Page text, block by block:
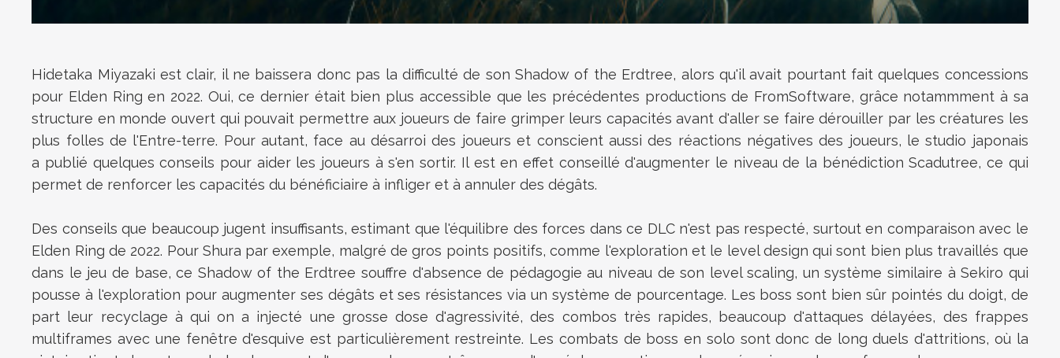
Hidetaka Miyazaki est clair, il ne baissera donc pas la difficultéde son Shadow of the Erdtree, alors qu'il avait pourtant fait quelques concessions
pour Elden Ring en 2022. Oui, ce dernier était bien plus accessible que les précédentes productions de FromSoftware, grâce notammment à sa
structure en monde ouvert qui pouvait permettre aux joueurs de faire grimper leurs capacités avant d'aller se faire dérouiller par les créatures les
plus folles de l'Entre-terre. Pour autant, face au désarroi des joueurs et conscient aussi des réactions négatives des joueurs, le studio japonais
a publié quelques conseils pour aider les joueurs à s'en sortir. Il est en effet conseillé d'augmenter le niveau de la bénédiction Scadutree, ce qui
permet de renforcer les capacités du bénéficiaire à infliger et à annuler des dégâts.
Des conseils que beaucoup jugent insuffisants, estimant que l'équilibre des forces dans ce DLC n'est pas respecté, surtout en comparaison avec le
Elden Ring de 2022. Pour Shura par exemple, malgré de gros points positifs, comme l'exploration et le level design qui sont bien plus travaillés que
dans le jeu de base, ce Shadow of the Erdtree souffre d'absence de pédagogie au niveau de son level scaling, un système similaire à Sekiro qui
pousse à l'exploration pour augmenter ses dégâts et ses résistances via un système de pourcentage. Les boss sont bien sûr pointés du doigt, de
part leur recyclage à qui on a injecté une grosse dose d'agressivité,des combos très rapides, beaucoup d'attaques délayées, des frappes
multiframes avec une fenêtre d'esquive est particulièrement restreinte. Les combats de boss en solo sont donc de long duels d'attritions, où la